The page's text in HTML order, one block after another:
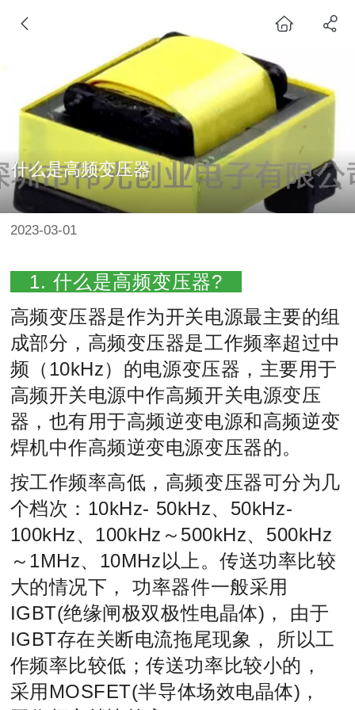
什么是高频变压器
2023-03-01
1. 什么是高频变压器?
高频变压器是作为开关电源最主要的组
成部分，高频变压器是工作频率超过中
频（10kHz）的电源变压器，主要用于
高频开关电源中作高频开关电源变压
器，也有用于高频逆变电源和高频逆变
焊机中作高频逆变电源变压器的。
按工作频率高低，高频变压器可分为几
个档次：10kHz- 50kHz、50kHz-
100kHz、100kHz～500kHz、500kHz
～1MHz、10MHz以上。传送功率比较
大的情况下， 功率器件一般采用
IGBT(绝缘闸极双极性电晶体)， 由于
IGBT存在关断电流拖尾现象， 所以工
作频率比较低；传送功率比较小的，
采用MOSFET(半导体场效电晶体)，